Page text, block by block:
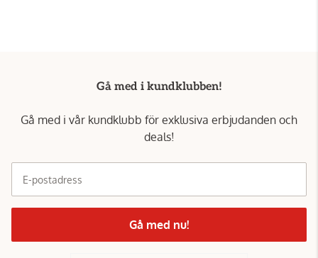
Gå med i kundklubben!
Gå med i vår kundklubb för exklusiva erbjudanden och
deals!
E-postadress
Gå med nu!